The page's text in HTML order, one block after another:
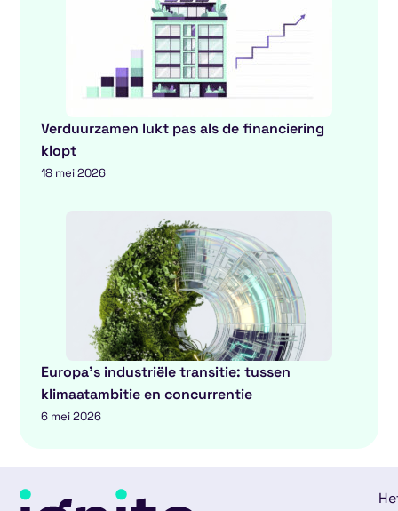
Verduurzamen lukt pas als de financiering
klopt
18 mei 2026
Europa’s industriële transitie: tussen
klimaatambitie en concurrentie
6 mei 2026